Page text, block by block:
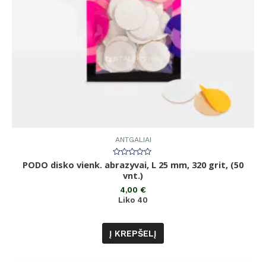
ANTGALIAI
Įvertinimas:
0
PODO disko vienk. abrazyvai, L 25 mm, 320 grit, (50
vnt.)
4,00 €
Liko 40
Į KREPŠELĮ